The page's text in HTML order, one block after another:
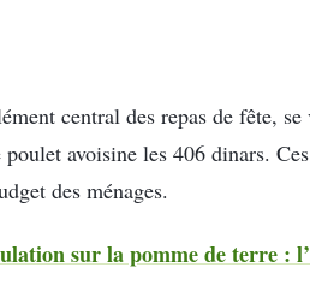
central des repas de fête, se
avoisine les 406 dinars.
des ménages.
sur la pomme de terre :